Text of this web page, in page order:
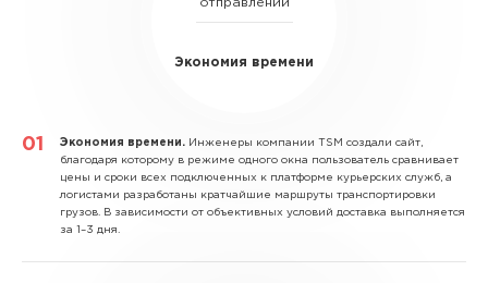
Экономия времени
Экономия времени. Инженеры компании TSM создали сайт,
благодаря которому в режиме одного окна пользователь сравнивает
цены и сроки всех подключенных к платформе курьерских служб, а
логистами разработаны кратчайшие маршруты транспортировки
грузов. В зависимости от объективных условий доставка выполняется
за 1–3 дня.